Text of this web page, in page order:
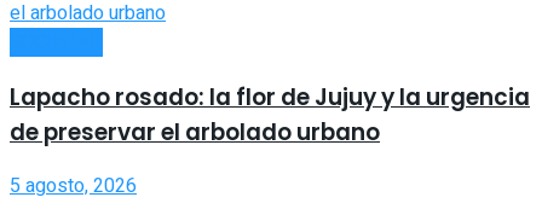
Lapacho rosado: la flor de Jujuy y la urgencia
de preservar el arbolado urbano
5 agosto, 2026